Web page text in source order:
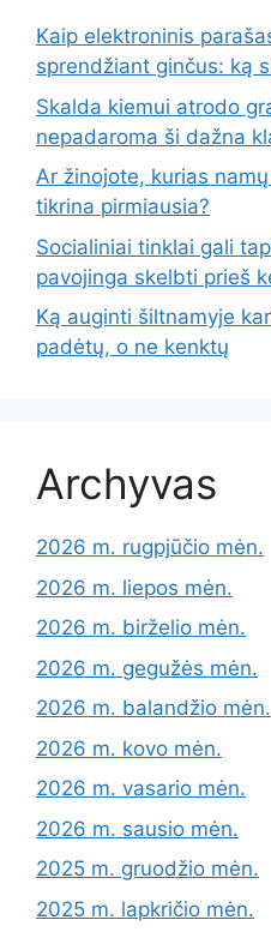
Kaip elektroninis
sprendžiant ginčus: ką
Skalda kiemui atrodo
nepadaroma ši dažna
Ar žinojote, kurias
tikrina pirmiausia?
Socialiniai tinklai gali
pavojinga skelbti prieš
Ką auginti šiltnamyje
padėtų, o ne kenktų
Archyvas
2026 m. rugpjūčio mėn.
2026 m. liepos mėn.
2026 m. birželio mėn.
2026 m. gegužės mėn.
2026 m. balandžio mėn.
2026 m. kovo mėn.
2026 m. vasario mėn.
2026 m. sausio mėn.
2025 m. gruodžio mėn.
2025 m. lapkričio mėn.